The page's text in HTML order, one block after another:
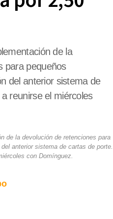
de la
para pequeños
del anterior sistema de
reunirse el miércoles
de la devolución de retenciones para
anterior sistema de cartas de porte.
con Domínguez.